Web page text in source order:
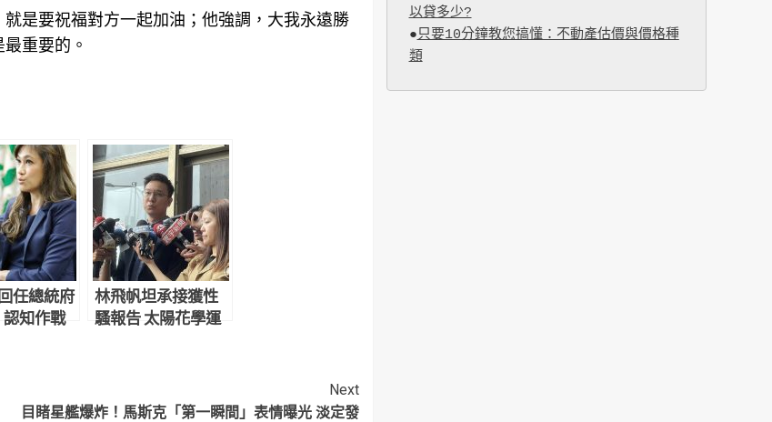
是要祝福對方一起加油；他強調，大我永遠勝
重要的。
任總統府
知作戰
林飛帆坦承接獲性
騷報告 太陽花學運
Next
目睹星艦爆炸！馬斯克「第一瞬間」表情曝光 淡定發
以貸多少?
●只要10分鐘教您搞懂：不動產估價與價格種
類